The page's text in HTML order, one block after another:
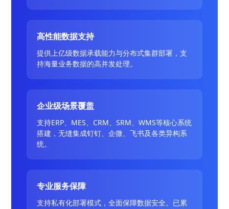
高性能数据支持
提供上亿级数据承载能力与分布式集群部署，支
持海量业务数据的高并发处理。
企业级场景覆盖
支持ERP、MES、CRM、SRM、WMS等核心系统
搭建，无缝集成钉钉、企微、飞书及各类异构系
统。
专业服务保障
支持私有化部署模式，全面保障数据安全。已累